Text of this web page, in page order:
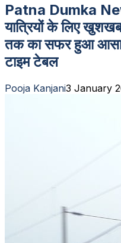
Patna Dumka
यात्रियों के लिए
तक का सफर हुआ
टाइम टेबल
Pooja Kanjani3 January